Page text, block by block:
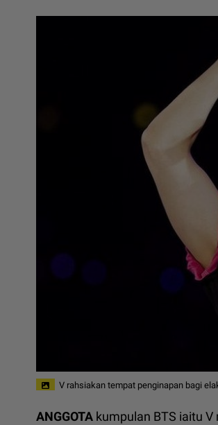
V rahsiakan tempat penginapan bagi
ANGGOTA kumpulan BTS iaitu